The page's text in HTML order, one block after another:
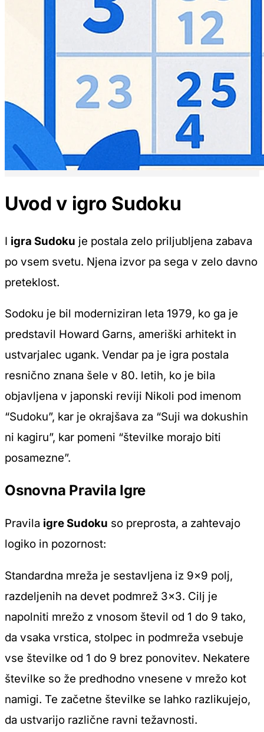
Uvod v igro Sudoku
I igra Sudoku je postala zelo priljubljena zabava
po vsem svetu. Njena izvor pa sega v zelo davno
preteklost.
Sodoku je bil moderniziran leta 1979, ko ga je
predstavil Howard Garns, ameriški arhitekt in
ustvarjalec ugank. Vendar pa je igra postala
resnično znana šele v 80. letih, ko je bila
objavljena v japonski reviji Nikoli pod imenom
“Sudoku”, kar je okrajšava za “Suji wa dokushin
ni kagiru”, kar pomeni “številke morajo biti
posamezne”.
Osnovna Pravila Igre
Pravila igre Sudoku so preprosta, a zahtevajo
logiko in pozornost:
Standardna mreža je sestavljena iz 9×9 polj,
razdeljenih na devet podmrež 3×3. Cilj je
napolniti mrežo z vnosom števil od 1 do 9 tako,
da vsaka vrstica, stolpec in podmreža vsebuje
vse številke od 1 do 9 brez ponovitev. Nekatere
številke so že predhodno vnesene v mrežo kot
namigi. Te začetne številke se lahko razlikujejo,
da ustvarijo različne ravni težavnosti.